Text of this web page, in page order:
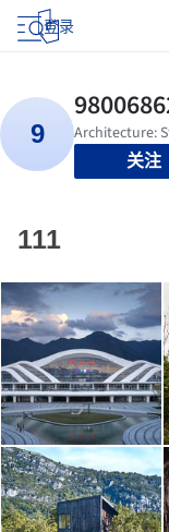
登录
关注
111